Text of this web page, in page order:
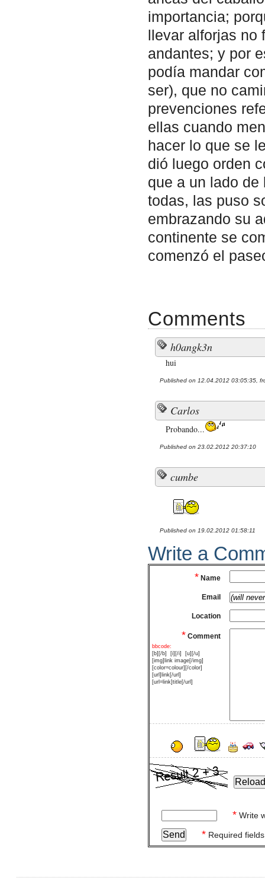
importancia;
llevar alforjas
andantes; y por
podía mandar
ser), que no
prevenciones
ellas cuando
hacer lo que se
dió luego orden
que a un lado
todas, las puso
embrazando su
continente se
comenzó el
Comments
h0angk3n
hui
Published on 12.04.2012 03:05:35,
Carlos
Probando...
Published on 23.02.2012 20:37:10
cumbe
Published on 19.02.2012 01:58:11
Write a
* Name
Email
Location
* Comment
bbcode:
[b][/b]
[i][/i]
[u][/u]
[img]link image[/img]
[color=colour][/color]
[url]link[/url]
[url=link]title[/url]
*Write
*Required fields